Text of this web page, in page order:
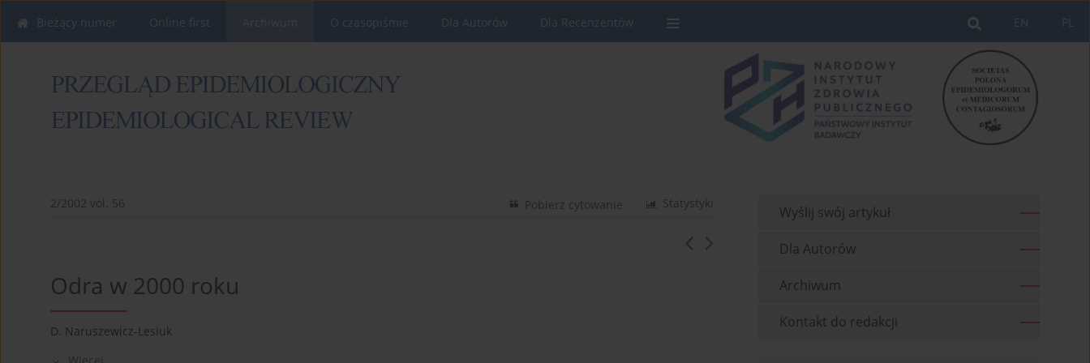
PL
EN
Bieżący numer Online first O czasopiśmie Dla Autorów Dla Recenzentów
2/2002 vol. 56 Statystyki
Pobierz cytowanie
Odra w 2000 roku
D. Naruszewicz-Lesiuk
Wyślij swój artykuł
Dla Autorów
Archiwum
Kontakt do redakcji